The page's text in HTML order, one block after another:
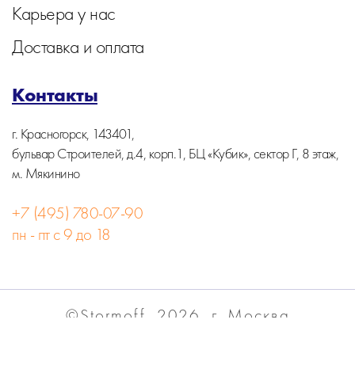
Карьера у нас
Доставка и оплата
Контакты
г. Красногорск, 143401,
бульвар Строителей, д.4, корп.1, БЦ «Кубик», сектор Г, 8 этаж,
м. Мякинино
+7 (495) 780-07-90
пн - пт с 9 до 18
©Stormoff, 2026, г. Москва